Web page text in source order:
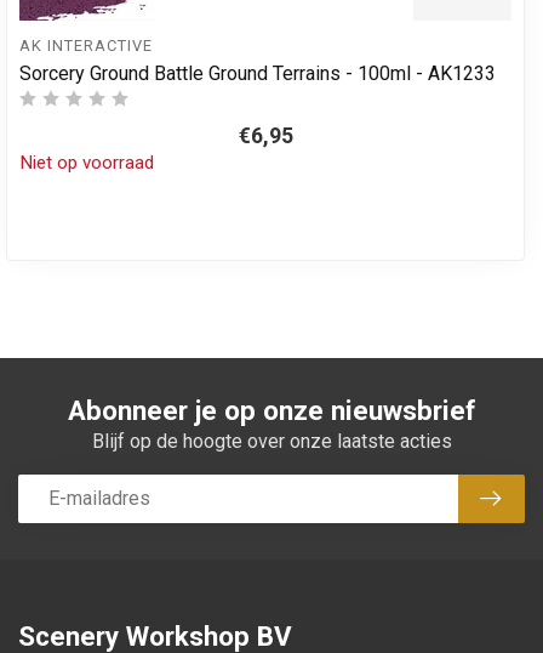
AK INTERACTIVE
Sorcery Ground Battle Ground Terrains - 100ml - AK1233
€6,95
Niet op voorraad
Abonneer je op onze nieuwsbrief
Blijf op de hoogte over onze laatste acties
Scenery Workshop BV